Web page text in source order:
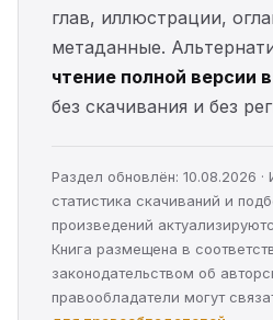
глав, иллюстрации,
метаданные.
чтение полной версии
без скачивания и без
Раздел обновлён: 10.08.2026
статистика скачиваний и
произведений
Книга размещена в
законодательством об
правообладатели могут